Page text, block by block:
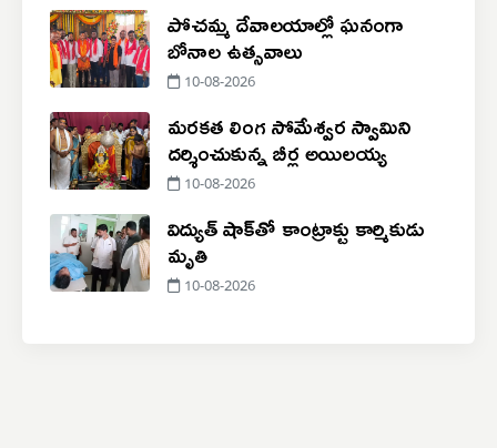
పోచమ్మ దేవాలయాల్లో ఘనంగా
బోనాల ఉత్సవాలు
10-08-2026
మరకత లింగ సోమేశ్వర స్వామిని
దర్శించుకున్న బీర్ల అయిలయ్య
10-08-2026
విద్యుత్‌ షాక్‌తో కాంట్రాక్టు కార్మికుడు
మృతి
10-08-2026